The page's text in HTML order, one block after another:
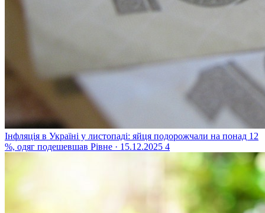
Інфляція в Україні у листопаді: яйця подорожчали на понад 12
%, одяг подешевшав Рівне · 15.12.2025 4